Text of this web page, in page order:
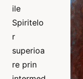
ile
Spiritelo
r
superioa
re prin